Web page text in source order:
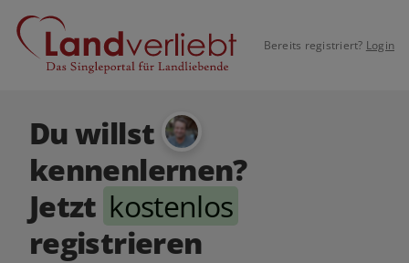
Bereits registriert? Login
Du willst
kennenlernen?
Jetzt kostenlos
registrieren